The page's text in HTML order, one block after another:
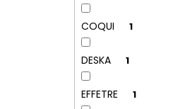
COQUI 1
DESKA 1
EFFETRE 1